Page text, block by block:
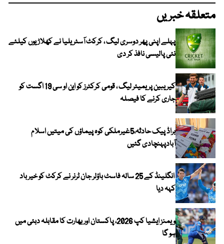
متعلقہ خبریں
پہلے اپنی پھر دوسری لیگ ، کرکٹ آسٹریلیا نے کھلاڑیوں کیلئے
نئی پالیسی نافذ کر دی
کیریبین پریمیئر لیگ ، قومی کرکٹرز کو این او سی 19 اگست کو
جاری کرنے کا فیصلہ
براڈ پیک حادثہ،5غیرملکی کوہ پیماؤں کی میتیں اسلام
آبادپہنچادی گئیں
انگلینڈ کے 25 سالہ فاسٹ باؤلر جان ٹرنر نے کرکٹ کو خیر باد
کہہ دیا
ویمنز ایشیا کپ 2026، پاکستان اور بھارت کا مقابلہ دبئی میں
ہو گا